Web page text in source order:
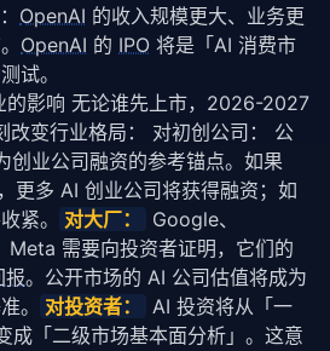
OpenAI 的收入规模更大、业务更
OpenAI 的 IPO 将是「AI 消费市
试。
的影响 无论谁先上市，2026-2027
改变行业格局： 对初创公司： 公
创业公司融资的参考锚点。如果
更多 AI 创业公司将获得融资；如
紧。
对大厂：
Google、
需要向投资者证明，它们的
报。公开市场的 AI 公司估值将成为
。
对投资者：
AI 投资将从「一
成「二级市场基本面分析」。这意